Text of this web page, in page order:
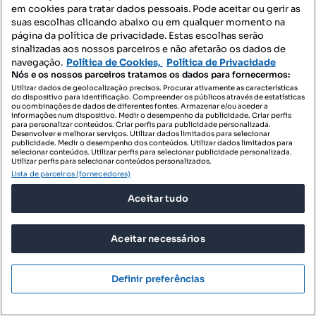
289 900 €845,19 €/m²
Prédio a venda no Centro de Rio Tinto Imóvel
anterior a 1951 - Todo em
Rua das Searas, Santegãos - Estrada Nova - Campainha, Rio Tinto, Gondomar, Porto
Tipologia
T8
Preço por metro quadrado
343 m²
em cookies para tratar dados pessoais. Pode aceitar ou gerir as
suas escolhas clicando abaixo ou em qualquer momento na
página da política de privacidade. Estas escolhas serão
sinalizadas aos nossos parceiros e não afetarão os dados de
navegação. Política de Cookies, Política de Privacidade
Nós e os nossos parceiros tratamos os dados para fornecermos:
Utilizar dados de geolocalização precisos. Procurar ativamente as características
do dispositivo para identificação. Compreender os públicos através de estatísticas
ou combinações de dados de diferentes fontes. Armazenar e/ou aceder a
informações num dispositivo. Medir o desempenho da publicidade. Criar perfis
para personalizar conteúdos. Criar perfis para publicidade personalizada.
Desenvolver e melhorar serviços. Utilizar dados limitados para selecionar
publicidade. Medir o desempenho dos conteúdos. Utilizar dados limitados para
selecionar conteúdos. Utilizar perfis para selecionar publicidade personalizada.
Utilizar perfis para selecionar conteúdos personalizados.
Lista de parceiros (fornecedores)
Aceitar tudo
Aceitar necessários
Definir preferências